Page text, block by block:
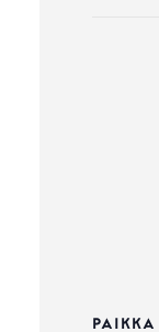
PAIKKA